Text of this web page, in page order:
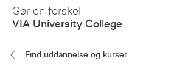
Skip
Main
Gør en forskel
VIA University College
Find uddannelse og kurser